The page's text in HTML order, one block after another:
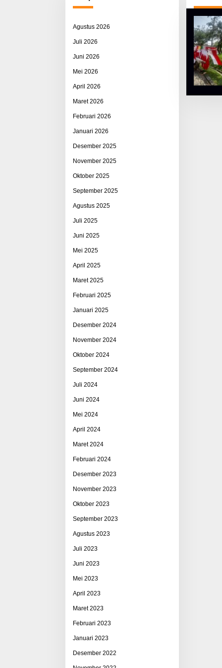
Agustus 2026
Juli 2026
Juni 2026
Mei 2026
April 2026
Maret 2026
Februari 2026
Januari 2026
Desember 2025
November 2025
Oktober 2025
September 2025
Agustus 2025
Juli 2025
Juni 2025
Mei 2025
April 2025
Maret 2025
Februari 2025
Januari 2025
Desember 2024
November 2024
Oktober 2024
September 2024
Juli 2024
Juni 2024
Mei 2024
April 2024
Maret 2024
Februari 2024
Desember 2023
November 2023
Oktober 2023
September 2023
Agustus 2023
Juli 2023
Juni 2023
Mei 2023
April 2023
Maret 2023
Februari 2023
Januari 2023
Desember 2022